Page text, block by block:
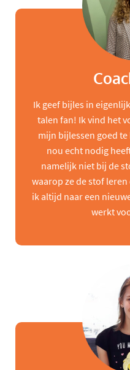
Ik geef bijles in
talen fan! Ik vind het
mijn bijlessen goed
nou echt nodig
namelijk niet bij de
waarop ze de stof
ik altijd naar een
werkt